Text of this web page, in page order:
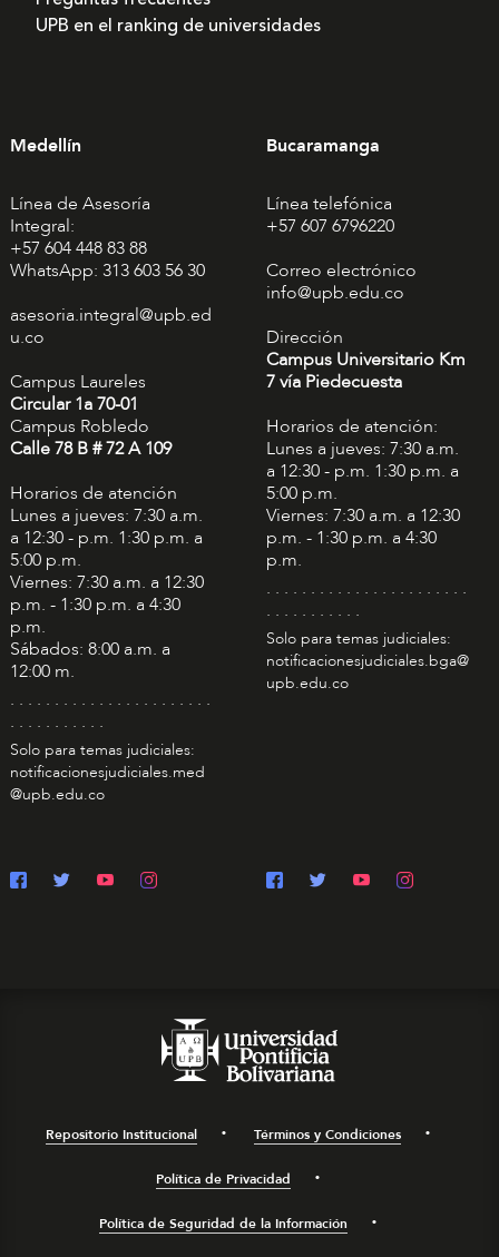
UPB en el ranking de universidades
Medellín
Línea de Asesoría
Integral:
+57 604 448 83 88
WhatsApp: 313 603 56 30
asesoria.integral@upb.ed
u.co
Campus Laureles
Circular 1a 70-01
Campus Robledo
Calle 78 B # 72 A 109
Horarios de atención
Lunes a jueves: 7:30 a.m.
a 12:30 - p.m. 1:30 p.m. a
5:00 p.m.
Viernes: 7:30 a.m. a 12:30
p.m. - 1:30 p.m. a 4:30
p.m.
Sábados: 8:00 a.m. a
12:00 m.
. . . . . . . . . . . . . . . . . . . . . . .
. . . . . . . . . . .
Solo para temas judiciales:
notificacionesjudiciales.med
@upb.edu.co
Bucaramanga
Línea telefónica
+57 607 6796220
Correo electrónico
info@upb.edu.co
Dirección
Campus Universitario Km
7 vía Piedecuesta
Horarios de atención:
Lunes a jueves: 7:30 a.m.
a 12:30 - p.m. 1:30 p.m. a
5:00 p.m.
Viernes: 7:30 a.m. a 12:30
p.m. - 1:30 p.m. a 4:30
p.m.
. . . . . . . . . . . . . . . . . . . . . . .
. . . . . . . . . . .
Solo para temas judiciales:
notificacionesjudiciales.bga@
upb.edu.co
Repositorio Institucional Términos y Condiciones
Política de Privacidad
Política de Seguridad de la Información